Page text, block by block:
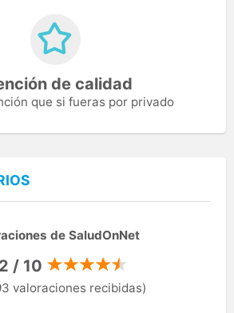
de calidad
que si fueras por privado
de SaludOnNet
/ 10
valoraciones recibidas)